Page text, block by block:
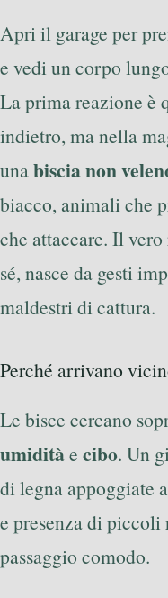
Apri il garage per
e vedi un corpo
La prima reazione è
indietro, ma nella
unabiscia non
biacco, animali che
che attaccare. Il
sé, nasce da gesti
maldestri di cattura.
Perché arrivano
Le bisce cercano
umiditàe cibo. Un
di legna appoggiate
e presenza di
passaggio comodo.